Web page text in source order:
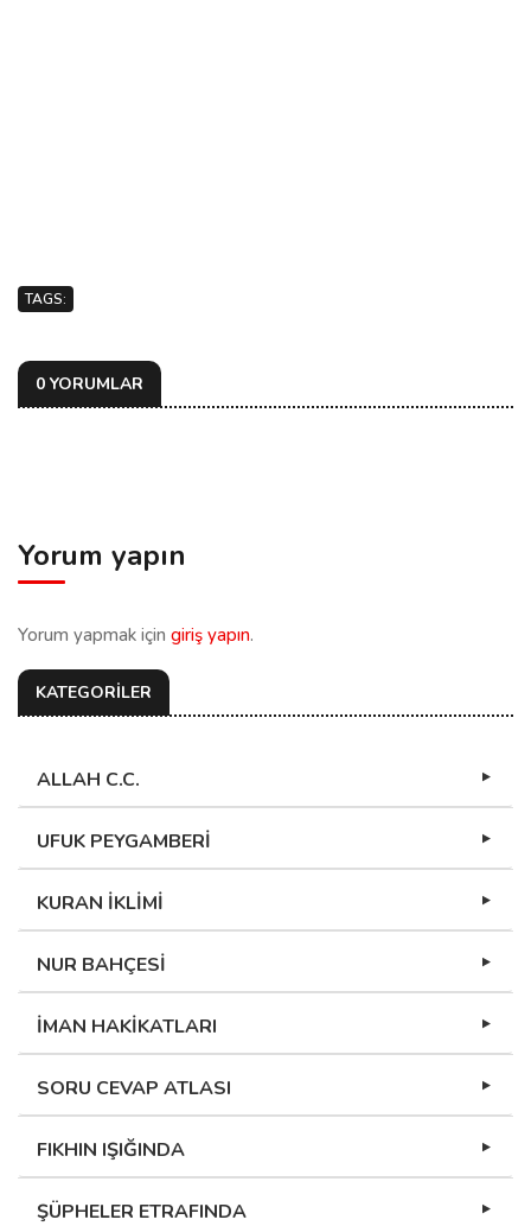
TAGS:
0 YORUMLAR
Yorum yapın
Yorum yapmak için giriş yapın.
KATEGORİLER
ALLAH C.C.
UFUK PEYGAMBERİ
KURAN İKLİMİ
NUR BAHÇESİ
İMAN HAKİKATLARI
SORU CEVAP ATLASI
FIKHIN IŞIĞINDA
ŞÜPHELER ETRAFINDA